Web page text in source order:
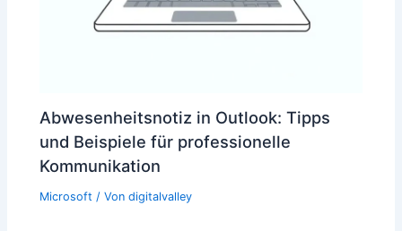
Abwesenheitsnotiz in Outlook: Tipps
und Beispiele für professionelle
Kommunikation
Microsoft / Vondigitalvalley